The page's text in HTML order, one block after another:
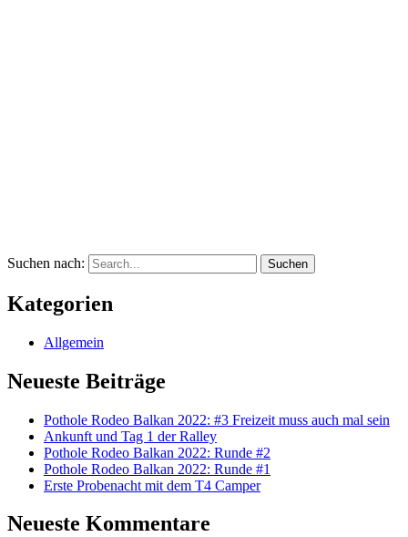
Suchen nach:
Kategorien
Allgemein
Neueste Beiträge
Pothole Rodeo Balkan 2022: #3 Freizeit muss auch mal sein
Ankunft und Tag 1 der Ralley
Pothole Rodeo Balkan 2022: Runde #2
Pothole Rodeo Balkan 2022: Runde #1
Erste Probenacht mit dem T4 Camper
Neueste Kommentare